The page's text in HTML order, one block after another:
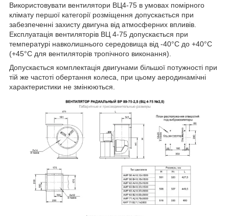
Використовувати вентилятори ВЦ4-75 в умовах помірного
клімату першої категорії розміщення допускається при
забезпеченні захисту двигуна від атмосферних впливів.
Експлуатація вентиляторів ВЦ 4-75 допускається при
температурі навколишнього середовища від -40°С до +40°С
(+45°С для вентиляторів тропічного виконання).
Допускається комплектація двигунами більшої потужності при
тій же частоті обертання колеса, при цьому аеродинамічні
характеристики не змінюються.